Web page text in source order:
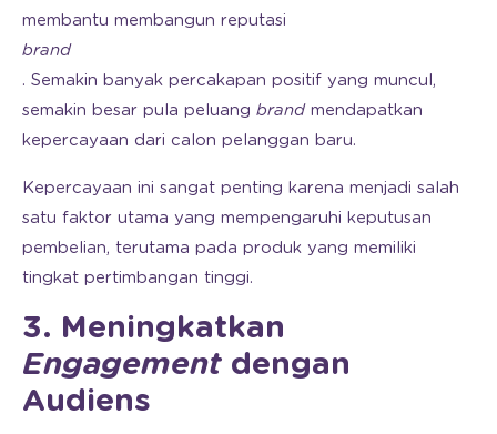
membantu membangun reputasi
brand
. Semakin banyak percakapan positif yang muncul,
semakin besar pula peluang brand mendapatkan
kepercayaan dari calon pelanggan baru.
Kepercayaan ini sangat penting karena menjadi salah
satu faktor utama yang mempengaruhi keputusan
pembelian, terutama pada produk yang memiliki
tingkat pertimbangan tinggi.
3. Meningkatkan
Engagement dengan
Audiens